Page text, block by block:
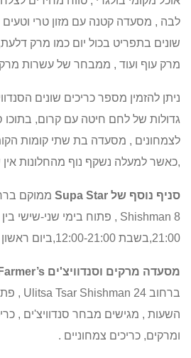
לבה , מסעדה קטנה עם מזון טרי
שונים בתפריט בכול יום כמו מרק
מרק עוף ועוד , ממבחר של עשרות
ניתן להזמין מספר כריכים שונים
גדולות של לחם חיטה עם קרום,
לצמחונים , מסעדה בת שתי קומות
,כאשר למעלה נשקף נוף מהחלונות אין
סניף נוסף של Supa Star ממוקם
Shishman 8
21:00,בשבת 12:00-21:00,ביום ראשון 12:00-19:00.
מסעדה מרקים וסנדוויצ'ים Farmer’s
ברחוב Ulitsa Tsar Shishman 24
,
השעות , מגישים מבחר סנדוויצ'ים ,
ומרקים, כריכים צמחוניים .